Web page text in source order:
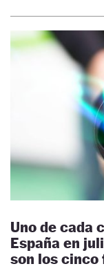
Uno de cada
España en
son los cinco